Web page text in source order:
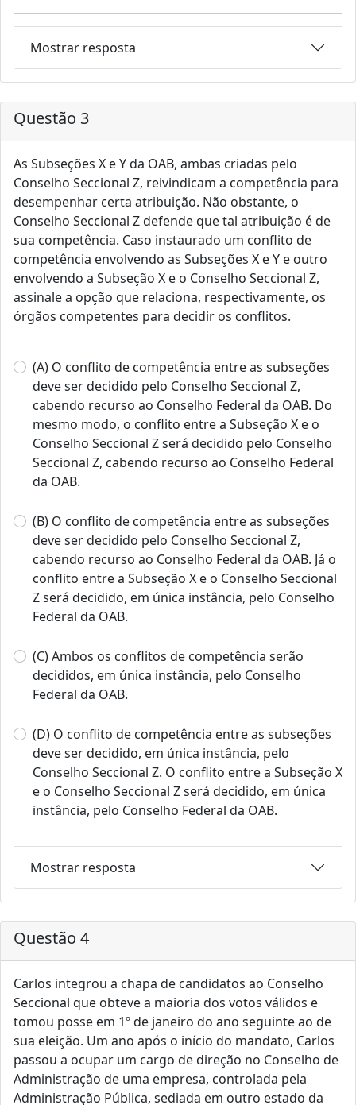
Mostrar resposta
Questão 3
As Subseções X e Y da OAB, ambas criadas pelo
Conselho Seccional Z, reivindicam a competência para
desempenhar certa atribuição. Não obstante, o
Conselho Seccional Z defende que tal atribuição é de
sua competência. Caso instaurado um conflito de
competência envolvendo as Subseções X e Y e outro
envolvendo a Subseção X e o Conselho Seccional Z,
assinale a opção que relaciona, respectivamente, os
órgãos competentes para decidir os conflitos.
(A) O conflito de competência entre as subseções
deve ser decidido pelo Conselho Seccional Z,
cabendo recurso ao Conselho Federal da OAB. Do
mesmo modo, o conflito entre a Subseção X e o
Conselho Seccional Z será decidido pelo Conselho
Seccional Z, cabendo recurso ao Conselho Federal
da OAB.
(B) O conflito de competência entre as subseções
deve ser decidido pelo Conselho Seccional Z,
cabendo recurso ao Conselho Federal da OAB. Já o
conflito entre a Subseção X e o Conselho Seccional
Z será decidido, em única instância, pelo Conselho
Federal da OAB.
(C) Ambos os conflitos de competência serão
decididos, em única instância, pelo Conselho
Federal da OAB.
(D) O conflito de competência entre as subseções
deve ser decidido, em única instância, pelo
Conselho Seccional Z. O conflito entre a Subseção X
e o Conselho Seccional Z será decidido, em única
instância, pelo Conselho Federal da OAB.
Mostrar resposta
Questão 4
Carlos integrou a chapa de candidatos ao Conselho
Seccional que obteve a maioria dos votos válidos e
tomou posse em 1º de janeiro do ano seguinte ao de
sua eleição. Um ano após o início do mandato, Carlos
passou a ocupar um cargo de direção no Conselho de
Administração de uma empresa, controlada pela
Administração Pública, sediada em outro estado da